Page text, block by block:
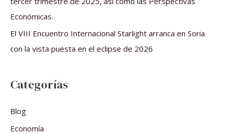
Económicas.
El VIII Encuentro Internacional Starlight arranca en Soria
con la vista puesta en el eclipse de 2026
Categorías
Blog
Economía